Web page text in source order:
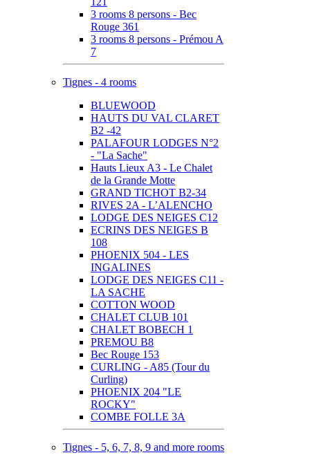
3 rooms 8 persons - Bec
Rouge 361
3 rooms 8 persons - Prémou A
7
Tignes - 4 rooms
BLUEWOOD
HAUTS DU VAL CLARET
B2 -42
PALAFOUR LODGES N°2
- "La Sache"
Hauts Lieux A3 - Le Chalet
de la Grande Motte
GRAND TICHOT B2-34
RIVES 2A - L’ALENCHO
LODGE DES NEIGES C12
ECRINS DES NEIGES B
108
PHOENIX 504 - LES
INGALINES
LODGE DES NEIGES C11 -
LA SACHE
COTTON WOOD
CHALET CLUB 101
CHALET BOBECH 1
PREMOU B8
Bec Rouge 153
CURLING - A85 (Tour du
Curling)
PHOENIX 204 "LE
ROCKY"
COMBE FOLLE 3A
Tignes - 5, 6, 7, 8, 9 and more rooms